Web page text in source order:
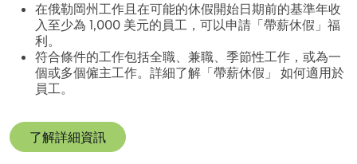
在俄勒岡州工作且在可能的休假開始日期前的基準年收
入至少為 1,000 美元的員工，可以申請「帶薪休假」福
利。
符合條件的工作包括全職、兼職、季節性工作，或為一
個或多個僱主工作。詳細了解「帶薪休假」 如何適用於
員工。
了解詳細資訊